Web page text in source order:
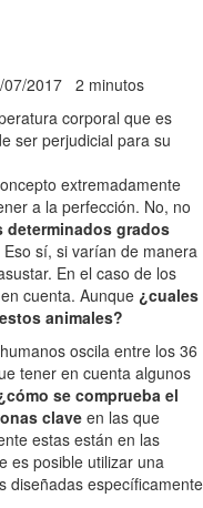
07/2017 2 minutos
corporal que es
ser perjudicial para su
extremadamente
a la perfección. No, no
grados
Eso sí, si varían de manera
En el caso de los
cuenta. Aunque ¿cuales
animales?
oscila entre los 36
tener en cuenta algunos
se comprueba el
clave en las que
estas están en las
es posible utilizar una
diseñadas específicamente